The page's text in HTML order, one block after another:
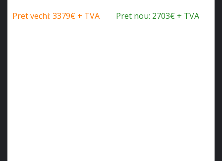
Pret vechi: 3379€ + TVA
Pret nou: 2703€ + TVA